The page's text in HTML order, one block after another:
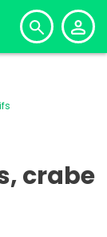
crabe